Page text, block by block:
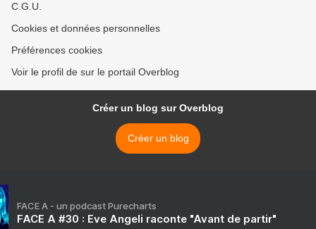
C.G.U.
Cookies et données personnelles
Préférences cookies
Voir le profil de sur le portail Overblog
Créer un blog sur Overblog
Créer un blog
FACE A - un podcast Purecharts
FACE A #30 : Eve Angeli raconte "Avant de partir"